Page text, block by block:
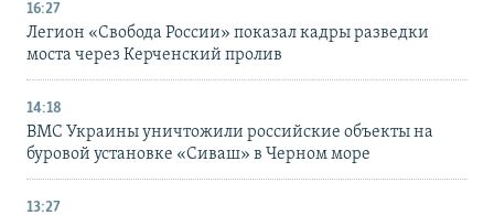
16:27
Легион «Свобода России» показал кадры разведки
моста через Керченский пролив
14:18
ВМС Украины уничтожили российские объекты на
буровой установке «Сиваш» в Черном море
13:27